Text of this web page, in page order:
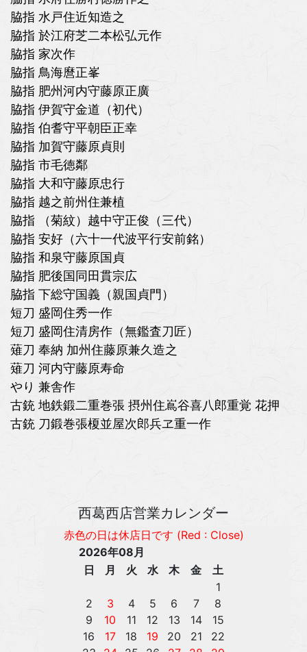
脇指 水戸住近知造之
脇指 於江府芝二本松弘元作
脇指 家次作
脇指 鳥海麿正峯
脇指 肥州河内守藤原正廣
脇指 伊賀守金道（初代）
脇指 伯耆守平朝臣正幸
脇指 加賀守藤原貞則
脇指 市毛徳鄰
脇指 大和守藤原忠行
脇指 越之前州住兼植
脇指 （菊紋）越中守正俊（三代）
脇指 安好（六十一代波平行安前銘）
脇指 和泉守藤原国貞
脇指 肥後国同田貫宗広
脇指 下総守国義（親国貞門）
短刀 盛岡住秀一作
短刀 盛岡住清房作（無鑑査刀匠）
薙刀 奉納 加州住藤原兼久造之
薙刀 河内守藤原寿命
やり 兼舎作
古銃 地鉄鍛二重巻張 摂州住嶌谷喜八郎重覚 花押
古銃 刀鍛巻張榎並屋次郎兵ヱ重一作
西葛西店営業カレンダー